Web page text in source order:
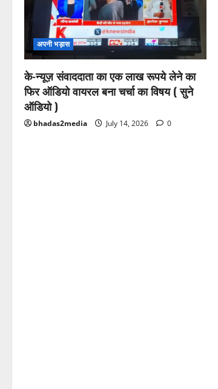
अपनी भड़ास
के-न्यूज़ संवाददाता का एक लाख रूपये लेने का
फिर ऑडियो वायरल बना चर्चा का विषय ( सुने
ऑडियो )
bhadas2media July 14, 2026 0